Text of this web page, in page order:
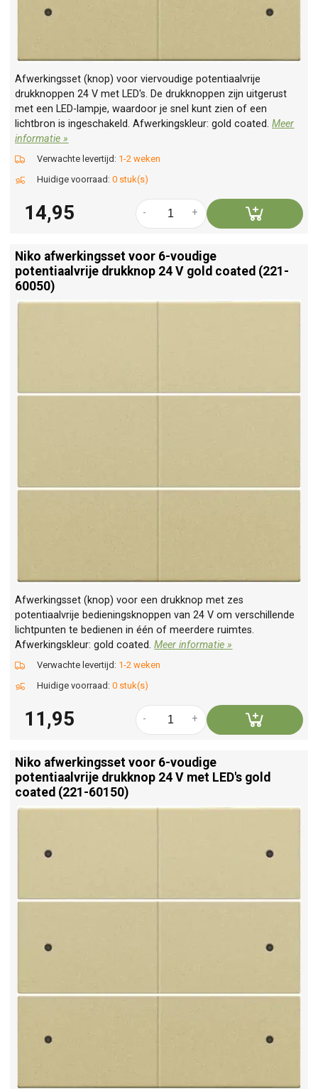
Afwerkingsset (knop) voor viervoudige potentiaalvrije
drukknoppen 24 V met LED's. De drukknoppen zijn uitgerust
met een LED-lampje, waardoor je snel kunt zien of een
lichtbron is ingeschakeld. Afwerkingskleur: gold coated.Meer
informatie »
Verwachte levertijd: 1-2 weken
Huidige voorraad: 0 stuk(s)
14,95 +
-
Niko afwerkingsset voor 6-voudige
potentiaalvrije drukknop 24 V gold coated (221-
60050)
Afwerkingsset (knop) voor een drukknop met zes
potentiaalvrije bedieningsknoppen van 24 V om verschillende
lichtpunten te bedienen in één of meerdere ruimtes.
Afwerkingskleur: gold coated.Meer informatie »
Verwachte levertijd: 1-2 weken
Huidige voorraad: 0 stuk(s)
11,95 +
-
Niko afwerkingsset voor 6-voudige
potentiaalvrije drukknop 24 V met LED's gold
coated (221-60150)